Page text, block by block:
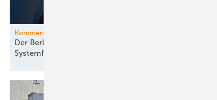
Kommentar
Der Berliner Blackout offenbart gravierende
Systemfehler